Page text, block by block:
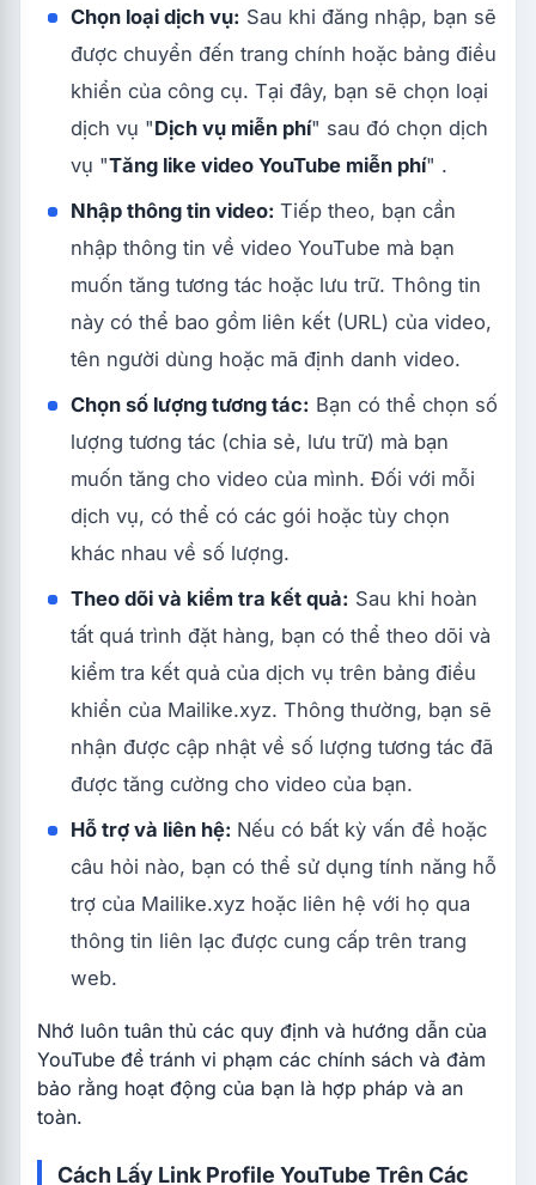
Chọn loại dịch vụ: Sau khi đăng nhập, bạn sẽ
được chuyển đến trang chính hoặc bảng điều
khiển của công cụ. Tại đây, bạn sẽ chọn loại
dịch vụ "Dịch vụ miễn phí" sau đó chọn dịch
vụ "Tăng like video YouTube miễn phí" .
Nhập thông tin video: Tiếp theo, bạn cần
nhập thông tin về video YouTube mà bạn
muốn tăng tương tác hoặc lưu trữ. Thông tin
này có thể bao gồm liên kết (URL) của video,
tên người dùng hoặc mã định danh video.
Chọn số lượng tương tác: Bạn có thể chọn số
lượng tương tác (chia sẻ, lưu trữ) mà bạn
muốn tăng cho video của mình. Đối với mỗi
dịch vụ, có thể có các gói hoặc tùy chọn
khác nhau về số lượng.
Theo dõi và kiểm tra kết quả: Sau khi hoàn
tất quá trình đặt hàng, bạn có thể theo dõi và
kiểm tra kết quả của dịch vụ trên bảng điều
khiển của Mailike.xyz. Thông thường, bạn sẽ
nhận được cập nhật về số lượng tương tác đã
được tăng cường cho video của bạn.
Hỗ trợ và liên hệ: Nếu có bất kỳ vấn đề hoặc
câu hỏi nào, bạn có thể sử dụng tính năng hỗ
trợ của Mailike.xyz hoặc liên hệ với họ qua
thông tin liên lạc được cung cấp trên trang
web.
Nhớ luôn tuân thủ các quy định và hướng dẫn của
YouTube để tránh vi phạm các chính sách và đảm
bảo rằng hoạt động của bạn là hợp pháp và an
toàn.
Cách Lấy Link Profile YouTube Trên Các